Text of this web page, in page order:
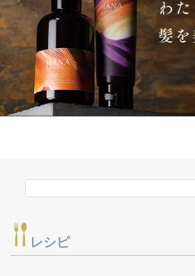
レシピ